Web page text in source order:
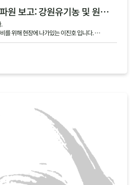
[두레생협 농산팀 특파원 보고: 강원유기농 및 원주생명농업 2차 안내]
.
를 위해 현장에 나가있는 이진호 입니다.
공급 예정이며, 현재 작확 상태 및 품질과 생산지